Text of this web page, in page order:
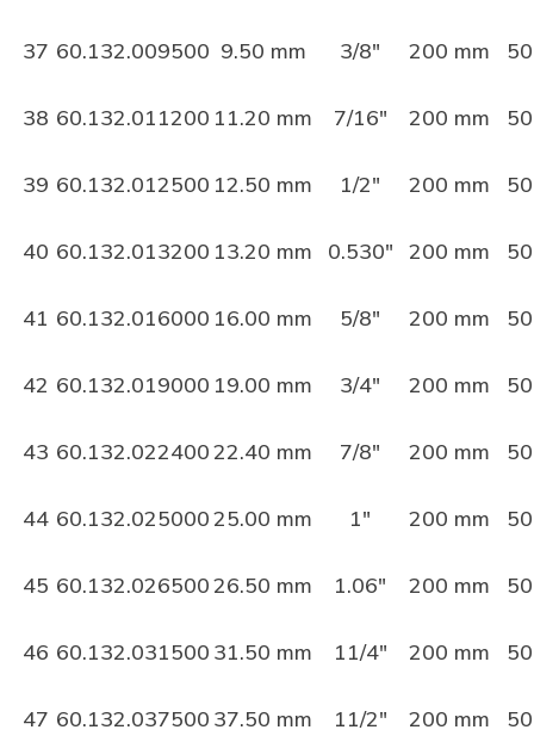
37 60.132.009500 9.50 mm 3/8" 200 mm
38 60.132.011200 11.20 mm 7/16" 200 mm
39 60.132.012500 12.50 mm 1/2" 200 mm
40 60.132.013200 13.20 mm 0.530" 200 mm
41 60.132.016000 16.00 mm 5/8" 200 mm
42 60.132.019000 19.00 mm 3/4" 200 mm
43 60.132.02240022.40 mm 7/8" 200 mm
44 60.132.02500025.00 mm 1" 200 mm
45 60.132.02650026.50 mm 1.06" 200 mm
46 60.132.031500 31.50 mm 11/4" 200 mm
47 60.132.037500 37.50 mm 11/2" 200 mm